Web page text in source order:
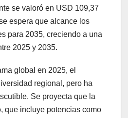
se valoró en USD 109,37
espera que alcance los
para 2035, creciendo a una
2025 y 2035.
global en 2025, el
regional, pero ha
Se proyecta que la
que incluye potencias como